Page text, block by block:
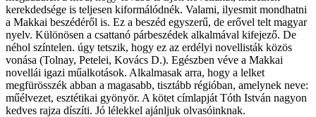
kerekdedsége is teljesen kiformálódnék. Valami, ilyesmit mondhatni
a Makkai beszédéről is. Ez a beszéd egyszerű, de erővel telt magyar
nyelv. Különösen a csattanó párbeszédek alkalmával kifejező. De
néhol színtelen. úgy tetszik, hogy ez az erdélyi novellisták közös
vonása (Tolnay, Petelei, Kovács D.). Egészben véve a Makkai
novellái igazi műalkotások. Alkalmasak arra, hogy a lelket
megfürösszék abban a magasabb, tisztább régióban, amelynek neve:
műélvezet, esztétikai gyönyör. A kötet címlapját Tóth István nagyon
kedves rajza díszíti. Jó lélekkel ajánljuk olvasóinknak.